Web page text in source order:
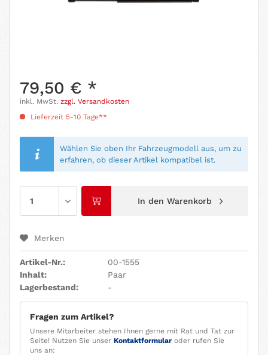
79,50 € *
inkl. MwSt. zzgl. Versandkosten
Lieferzeit 5-10 Tage**
Wählen Sie oben Ihr Fahrzeugmodell aus, um zu
erfahren, ob dieser Artikel kompatibel ist.
In den Warenkorb
Merken
Artikel-Nr.:
00-1555
Inhalt:
Paar
Lagerbestand:
-
Fragen zum Artikel?
Unsere Mitarbeiter stehen Ihnen gerne mit Rat und Tat zur
Seite! Nutzen Sie unser Kontaktformular oder rufen Sie
uns an: